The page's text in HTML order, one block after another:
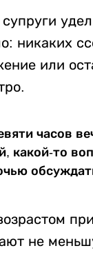
никаких
или
часов
какой-то
не